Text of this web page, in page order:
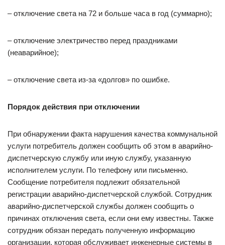
– отключение света на 72 и больше часа в год (суммарно);
– отключение электричество перед праздниками
(неаварийное);
– отключение света из-за «долгов» по ошибке.
Порядок действия при отключении
При обнаружении факта нарушения качества коммунальной
услуги потребитель должен сообщить об этом в аварийно-
диспетчерскую службу или иную службу, указанную
исполнителем услуги. По телефону или письменно.
Сообщение потребителя подлежит обязательной
регистрации аварийно-диспетчерской службой. Сотрудник
аварийно-диспетчерской службы должен сообщить о
причинах отключения света, если они ему известны. Также
сотрудник обязан передать полученную информацию
организации, которая обслуживает инженерные системы в